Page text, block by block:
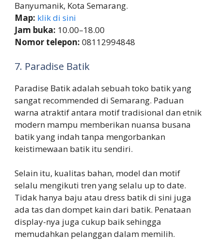
Banyumanik, Kota Semarang.
Map: klik di sini
Jam buka: 10.00–18.00
Nomor telepon: 08112994848
7. Paradise Batik
Paradise Batik adalah sebuah toko batik yang
sangat recommended di Semarang. Paduan
warna atraktif antara motif tradisional dan etnik
modern mampu memberikan nuansa busana
batik yang indah tanpa mengorbankan
keistimewaan batik itu sendiri.
Selain itu, kualitas bahan, model dan motif
selalu mengikuti tren yang selalu up to date.
Tidak hanya baju atau dress batik di sini juga
ada tas dan dompet kain dari batik. Penataan
display-nya juga cukup baik sehingga
memudahkan pelanggan dalam memilih.